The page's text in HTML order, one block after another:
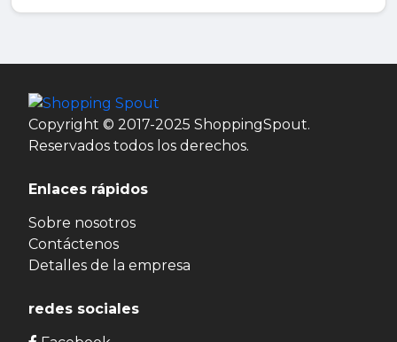
Copyright © 2017-2025 ShoppingSpout.
Reservados todos los derechos.
Enlaces rápidos
Sobre nosotros
Contáctenos
Detalles de la empresa
redes sociales